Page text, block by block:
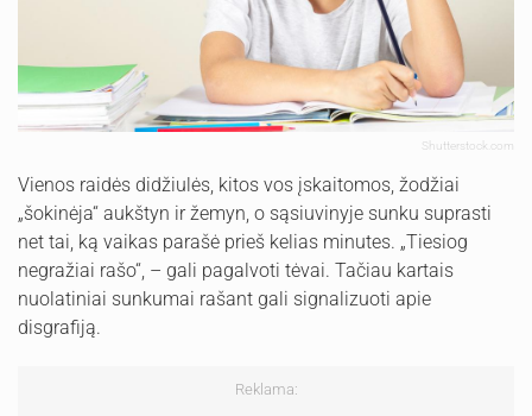
Shutterstock.com
Vienos raidės didžiulės, kitos vos įskaitomos, žodžiai
„šokinėja“ aukštyn ir žemyn, o sąsiuvinyje sunku suprasti
net tai, ką vaikas parašė prieš kelias minutes. „Tiesiog
negražiai rašo“, – gali pagalvoti tėvai. Tačiau kartais
nuolatiniai sunkumai rašant gali signalizuoti apie
disgrafiją.
Reklama: